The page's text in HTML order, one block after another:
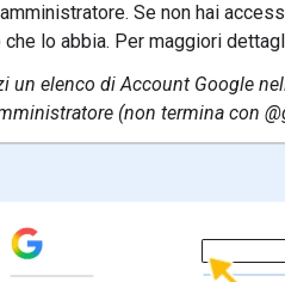
Se non hai
che lo abbia. Per maggiori
un elenco di Account Google
(non termina con